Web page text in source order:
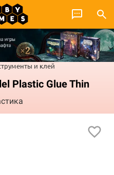
и клей
Plastic Glue Thin